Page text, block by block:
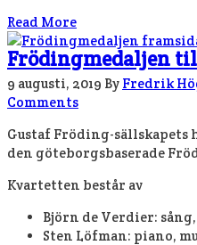
Read More
Frödingmedaljen
9 augusti, 2019 By Fredrik
Comments
Gustaf Fröding-sällskapets
den göteborgsbaserade
Kvartetten består av
Björn de Verdier:
Sten Löfman: piano,